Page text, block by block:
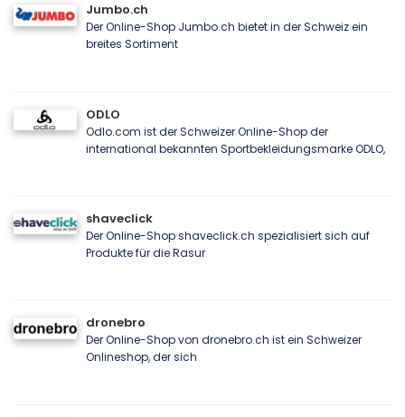
Jumbo.ch
Der Online-Shop Jumbo.ch bietet in der Schweiz ein
breites Sortiment
ODLO
Odlo.com ist der Schweizer Online-Shop der
international bekannten Sportbekleidungsmarke ODLO,
shaveclick
Der Online-Shop shaveclick.ch spezialisiert sich auf
Produkte für die Rasur
dronebro
Der Online-Shop von dronebro.ch ist ein Schweizer
Onlineshop, der sich